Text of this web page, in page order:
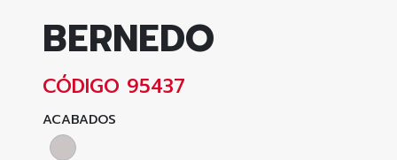
BERNEDO
CÓDIGO 95437
ACABADOS